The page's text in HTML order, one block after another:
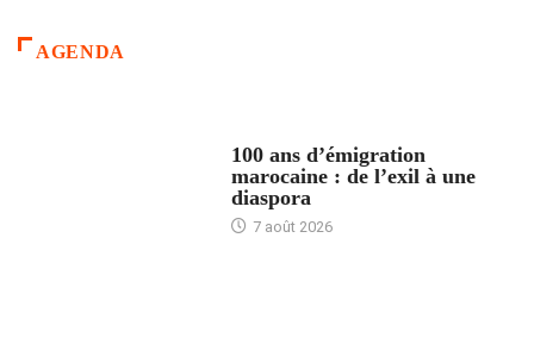
AGENDA
100 ans d’émigration
marocaine : de l’exil à une
diaspora
7 août 2026